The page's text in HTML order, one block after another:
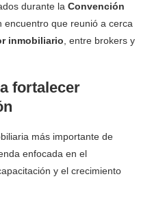
durante la Convención
encuentro que reunió a cerca
inmobiliario , entre brokers y
fortalecer
más importante de
enfocada en el
y el crecimiento